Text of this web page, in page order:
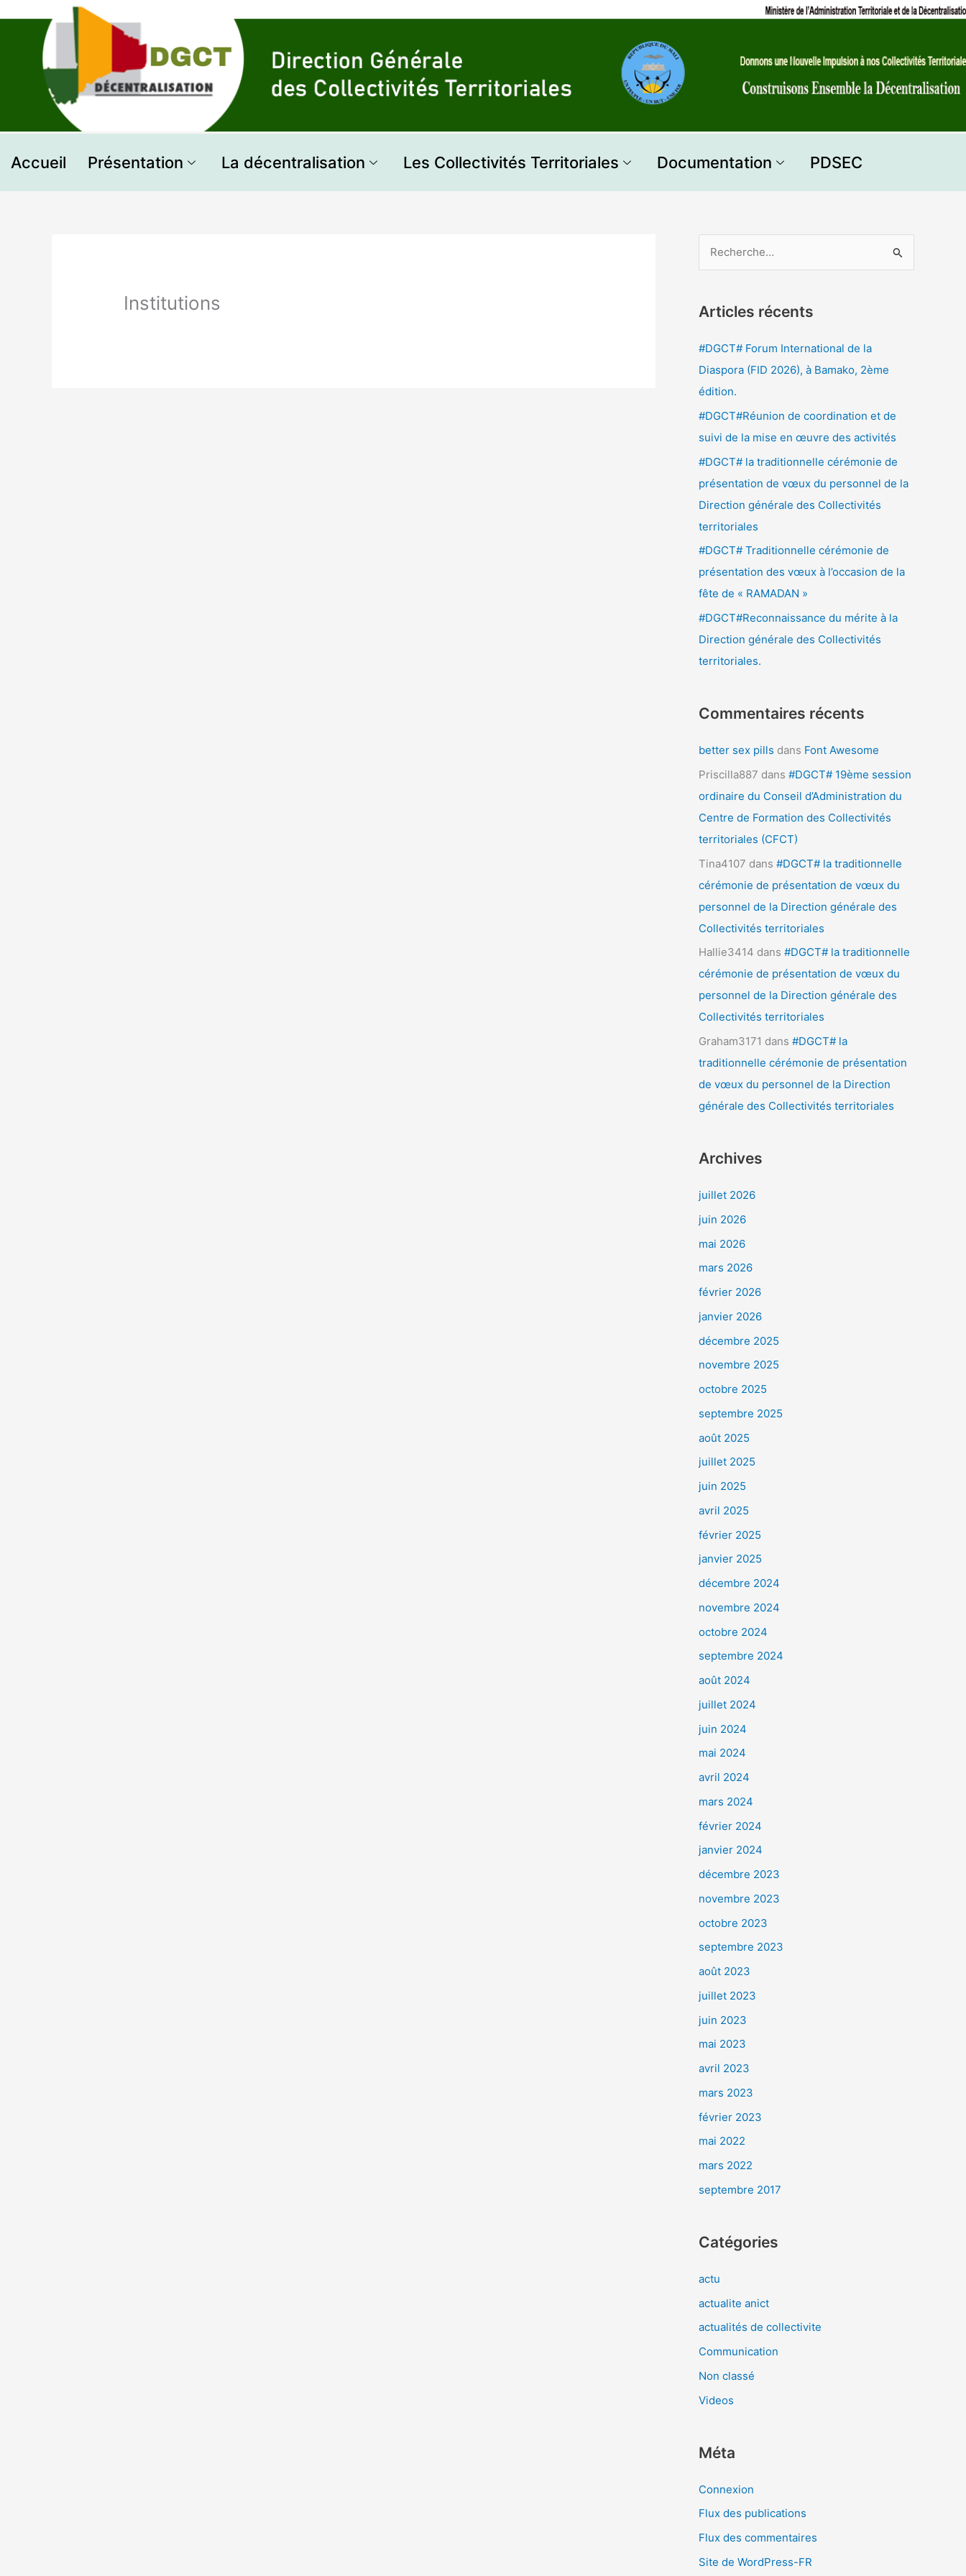
Accueil Présentation La décentralisation Les Collectivités Territoriales Documentation PDSEC
Institutions
h
e
r
c
:
Articles récents
#DGCT# Forum International de la
Diaspora (FID 2026), à Bamako, 2ème
édition.
#DGCT#Réunion de coordination et de
suivi de la mise en œuvre des activités
#DGCT# la traditionnelle cérémonie de
présentation de vœux du personnel de la
Direction générale des Collectivités
territoriales
#DGCT# Traditionnelle cérémonie de
présentation des vœux à l’occasion de la
fête de « RAMADAN »
#DGCT#Reconnaissance du mérite à la
Direction générale des Collectivités
territoriales.
Commentaires récents
better sex pills dans Font Awesome
Priscilla887 dans #DGCT# 19ème session
ordinaire du Conseil d’Administration du
Centre de Formation des Collectivités
territoriales (CFCT)
Tina4107 dans #DGCT# la traditionnelle
cérémonie de présentation de vœux du
personnel de la Direction générale des
Collectivités territoriales
Hallie3414 dans #DGCT# la traditionnelle
cérémonie de présentation de vœux du
personnel de la Direction générale des
Collectivités territoriales
Graham3171 dans #DGCT# la
traditionnelle cérémonie de présentation
de vœux du personnel de la Direction
générale des Collectivités territoriales
Archives
juillet 2026
juin 2026
mai 2026
mars 2026
février 2026
janvier 2026
décembre 2025
novembre 2025
octobre 2025
septembre 2025
août 2025
juillet 2025
juin 2025
avril 2025
février 2025
janvier 2025
décembre 2024
novembre 2024
octobre 2024
septembre 2024
août 2024
juillet 2024
juin 2024
mai 2024
avril 2024
mars 2024
février 2024
janvier 2024
décembre 2023
novembre 2023
octobre 2023
septembre 2023
août 2023
juillet 2023
juin 2023
mai 2023
avril 2023
mars 2023
février 2023
mai 2022
mars 2022
septembre 2017
Catégories
actu
actualite anict
actualités de collectivite
Communication
Non classé
Videos
Méta
Connexion
Flux des publications
Flux des commentaires
Site de WordPress-FR